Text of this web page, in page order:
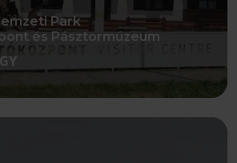
Park
és Pásztormúzeum